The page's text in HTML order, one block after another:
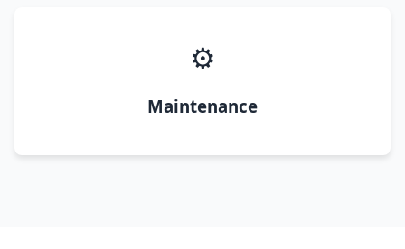
⚙️
Maintenance